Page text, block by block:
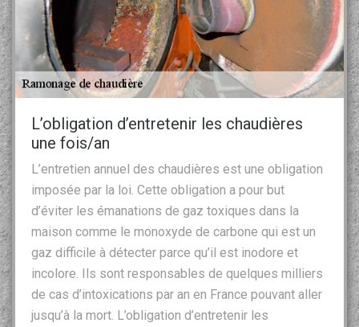
L’obligation d’entretenir les chaudières
une fois/an
L’entretien annuel des chaudières est une obligation
imposée par la loi. Cette obligation a pour but
d’éviter les émanations de gaz toxiques dans la
maison comme le monoxyde de carbone qui est un
gaz difficile à détecter parce qu’il est inodore et
incolore. Ils sont responsables de quelques milliers
de cas d’intoxications par an en France pouvant aller
jusqu’à la mort. L’obligation d’entretenir les